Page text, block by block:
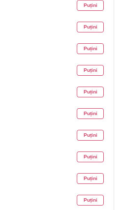
Puțini
Puțini
Puțini
Puțini
Puțini
Puțini
Puțini
Puțini
Puțini
Puțini